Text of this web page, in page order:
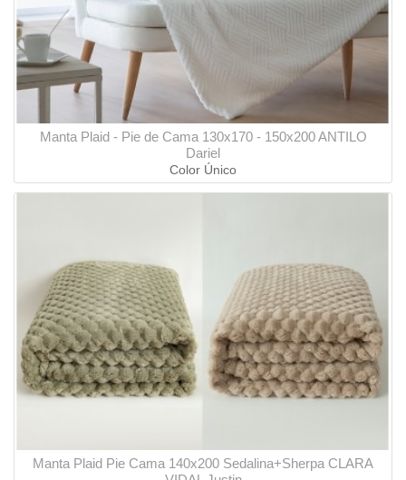
Manta Plaid - Pie de Cama 130x170 - 150x200 ANTILO
Dariel
Color Único
Manta Plaid Pie Cama 140x200 Sedalina+Sherpa CLARA